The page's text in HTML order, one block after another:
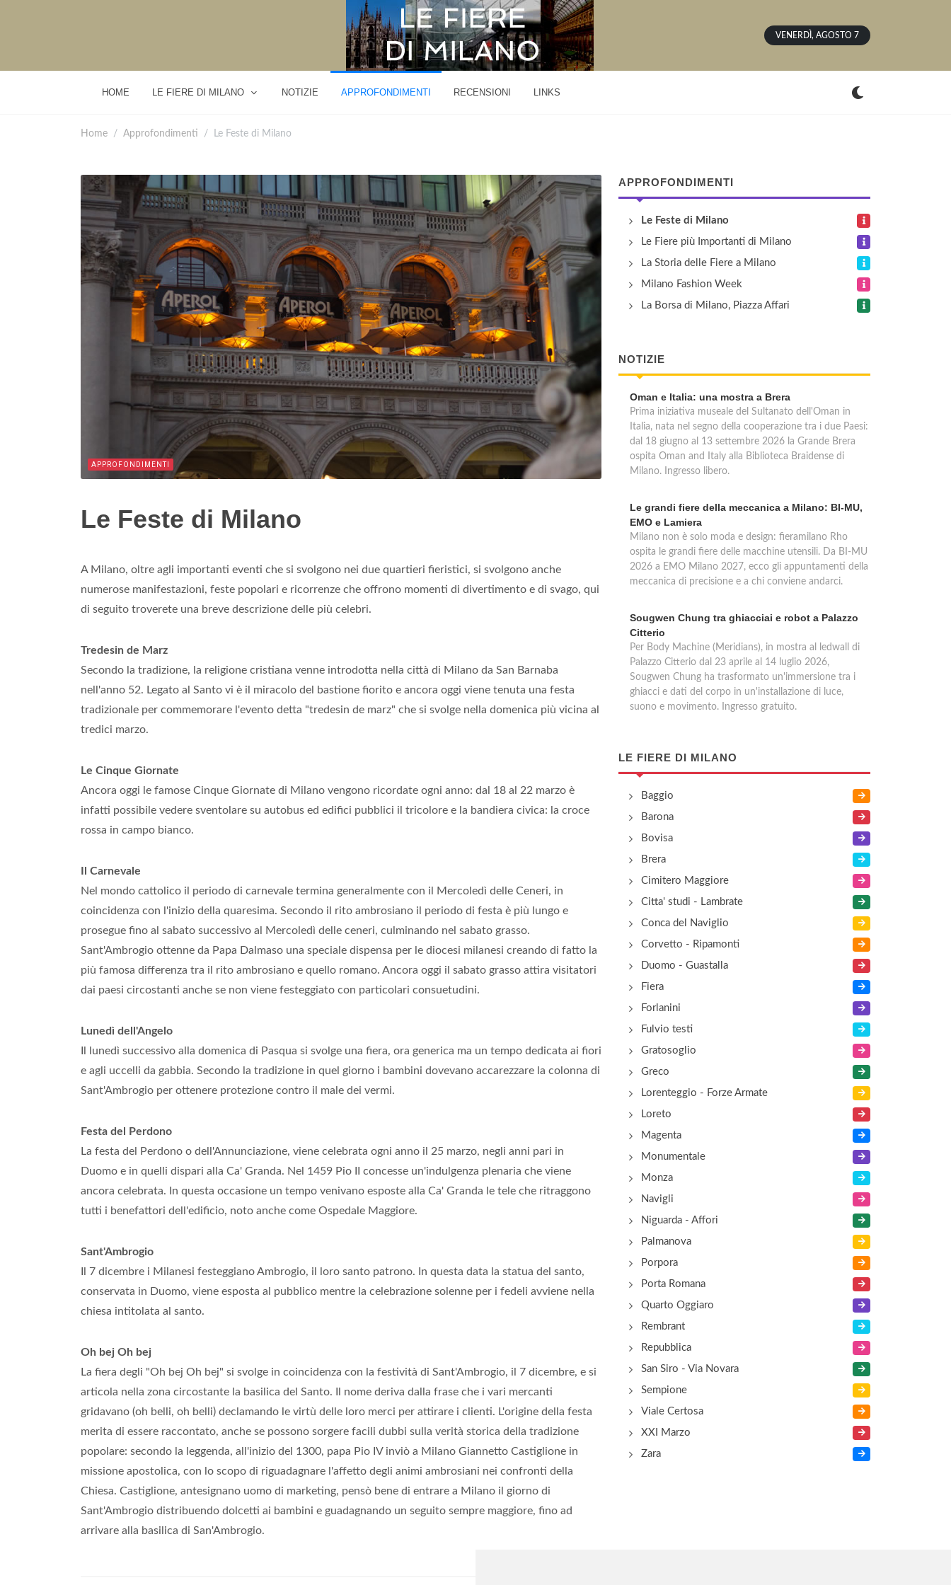
VENERDÌ, AGOSTO 7
HOME LE FIERE DI MILANO NOTIZIE APPROFONDIMENTI RECENSIONI LINKS
Home Approfondimenti Le Feste di Milano
APPROFONDIMENTI
Le Feste di Milano
A Milano, oltre agli importanti eventi che si svolgono nei due quartieri fieristici, si svolgono anche
numerose manifestazioni, feste popolari e ricorrenze che offrono momenti di divertimento e di svago, qui
di seguito troverete una breve descrizione delle più celebri.
Tredesin de Marz
Secondo la tradizione, la religione cristiana venne introdotta nella città di Milano da San Barnaba
nell'anno 52. Legato al Santo vi è il miracolo del bastione fiorito e ancora oggi viene tenuta una festa
tradizionale per commemorare l'evento detta "tredesin de marz" che si svolge nella domenica più vicina al
tredici marzo.
Le Cinque Giornate
Ancora oggi le famose Cinque Giornate di Milano vengono ricordate ogni anno: dal 18 al 22 marzo è
infatti possibile vedere sventolare su autobus ed edifici pubblici il tricolore e la bandiera civica: la croce
rossa in campo bianco.
Il Carnevale
Nel mondo cattolico il periodo di carnevale termina generalmente con il Mercoledì delle Ceneri, in
coincidenza con l'inizio della quaresima. Secondo il rito ambrosiano il periodo di festa è più lungo e
prosegue fino al sabato successivo al Mercoledì delle ceneri, culminando nel sabato grasso.
Sant'Ambrogio ottenne da Papa Dalmaso una speciale dispensa per le diocesi milanesi creando di fatto la
più famosa differenza tra il rito ambrosiano e quello romano. Ancora oggi il sabato grasso attira visitatori
dai paesi circostanti anche se non viene festeggiato con particolari consuetudini.
Lunedì dell'Angelo
Il lunedì successivo alla domenica di Pasqua si svolge una fiera, ora generica ma un tempo dedicata ai fiori
e agli uccelli da gabbia. Secondo la tradizione in quel giorno i bambini dovevano accarezzare la colonna di
Sant'Ambrogio per ottenere protezione contro il male dei vermi.
Festa del Perdono
La festa del Perdono o dell'Annunciazione, viene celebrata ogni anno il 25 marzo, negli anni pari in
Duomo e in quelli dispari alla Ca' Granda. Nel 1459 Pio II concesse un'indulgenza plenaria che viene
ancora celebrata. In questa occasione un tempo venivano esposte alla Ca' Granda le tele che ritraggono
tutti i benefattori dell'edificio, noto anche come Ospedale Maggiore.
Sant'Ambrogio
Il 7 dicembre i Milanesi festeggiano Ambrogio, il loro santo patrono. In questa data la statua del santo,
conservata in Duomo, viene esposta al pubblico mentre la celebrazione solenne per i fedeli avviene nella
chiesa intitolata al santo.
Oh bej Oh bej
La fiera degli "Oh bej Oh bej" si svolge in coincidenza con la festività di Sant'Ambrogio, il 7 dicembre, e si
articola nella zona circostante la basilica del Santo. Il nome deriva dalla frase che i vari mercanti
gridavano (oh belli, oh belli) declamando le virtù delle loro merci per attirare i clienti. L'origine della festa
merita di essere raccontato, anche se possono sorgere facili dubbi sulla verità storica della tradizione
popolare: secondo la leggenda, all'inizio del 1300, papa Pio IV inviò a Milano Giannetto Castiglione in
missione apostolica, con lo scopo di riguadagnare l'affetto degli animi ambrosiani nei confronti della
Chiesa. Castiglione, antesignano uomo di marketing, pensò bene di entrare a Milano il giorno di
Sant'Ambrogio distribuendo dolcetti ai bambini e guadagnando un seguito sempre maggiore, fino ad
arrivare alla basilica di San'Ambrogio.
APPROFONDIMENTI
Le Feste di Milano
Le Fiere più Importanti di Milano
La Storia delle Fiere a Milano
Milano Fashion Week
La Borsa di Milano, Piazza Affari
NOTIZIE
Oman e Italia: una mostra a Brera
Prima iniziativa museale del Sultanato dell'Oman in
Italia, nata nel segno della cooperazione tra i due Paesi:
dal 18 giugno al 13 settembre 2026 la Grande Brera
ospita Oman and Italy alla Biblioteca Braidense di
Milano. Ingresso libero.
Le grandi fiere della meccanica a Milano: BI-MU,
EMO e Lamiera
Milano non è solo moda e design: fieramilano Rho
ospita le grandi fiere delle macchine utensili. Da BI-MU
2026 a EMO Milano 2027, ecco gli appuntamenti della
meccanica di precisione e a chi conviene andarci.
Sougwen Chung tra ghiacciai e robot a Palazzo
Citterio
Per Body Machine (Meridians), in mostra al ledwall di
Palazzo Citterio dal 23 aprile al 14 luglio 2026,
Sougwen Chung ha trasformato un'immersione tra i
ghiacci e dati del corpo in un'installazione di luce,
suono e movimento. Ingresso gratuito.
LE FIERE DI MILANO
Baggio
Barona
Bovisa
Brera
Cimitero Maggiore
Citta' studi - Lambrate
Conca del Naviglio
Corvetto - Ripamonti
Duomo - Guastalla
Fiera
Forlanini
Fulvio testi
Gratosoglio
Greco
Lorenteggio - Forze Armate
Loreto
Magenta
Monumentale
Monza
Navigli
Niguarda - Affori
Palmanova
Porpora
Porta Romana
Quarto Oggiaro
Rembrant
Repubblica
San Siro - Via Novara
Sempione
Viale Certosa
XXI Marzo
Zara